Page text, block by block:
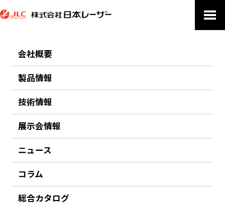
会社概要
製品情報
技術情報
展示会情報
ニュース
コラム
総合カタログ
製品についてのお問い合わせ
電子メールでのお問合せ：jlc★japanlaser.co.jp（★を@に変更してく
ださい）
お問い合わせ 製品名：高性能 蛍光寿命分光装置 FluoTime 300